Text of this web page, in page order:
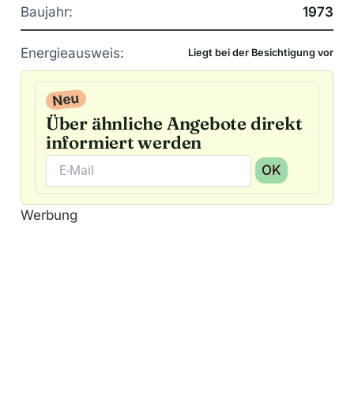
Baujahr: 1973
Energieausweis: Liegt bei der Besichtigung vor
Neu
Über ähnliche Angebote direkt
informiert werden
OK
A
l
Werbung